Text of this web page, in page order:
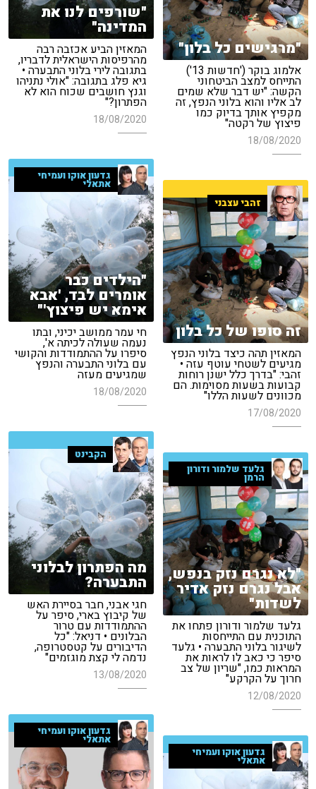
"שורפים לנו את
המדינה"
המאזין הביע אכזבה רבה
מהרפיסות הישראלית לדבריו,
בתגובה לירי בלוני התבערה •
גיא פלג בתגובה: "אולי נתניהו
וגנץ חושבים שכוח הוא לא
הפתרון?"
18/08/2020
"מרגישים כל בלון"
אלמוג בוקר ('חדשות 13')
התייחס למצב הביטחוני
הקשה: "יש דבר שלא שמים
לב אליו והוא בלוני הנפץ, זה
מקפיץ אותך בדיוק כמו
פיצוץ של רקטה"
18/08/2020
גדעון אוקו ועמיחי
אתאלי
"הילדים כבר
אומרים לבד, 'אבא
אימא יש פיצוץ'"
חי עמר ממושב יכיני, ובתו
נעמה שעולה לכיתה א',
סיפרו על ההתמודדות והקושי
עם בלוני התבערה והנפץ
שמגיעים מעזה
18/08/2020
זהבי עצבני
זה סופו של כל בלון
המאזין תהה כיצד בלוני הנפץ
מגיעים לשטחי עוטף עזה •
זהבי: "בדרך כלל ישנן רוחות
קבועות בשעות מסוימות. הם
מכוונים לשעות הללו"
17/08/2020
הקבינט
מה הפתרון לבלוני
התבערה?
חגי אבני, חבר בסיירת האש
של קיבוץ בארי, סיפר על
ההתמודדות עם טרור
הבלונים • דניאל: "כל
הדיבורים על קטסטרופה,
נדמה לי קצת מוגזמים"
13/08/2020
גלעד שלמור ודורון
הרמן
"לא נגרם נזק בנפש,
אבל נגרם נזק אדיר
לשדות"
גלעד שלמור ודורון פתחו את
התוכנית עם התייחסות
לשיגור בלוני התבערה • גלעד
סיפר כי כאב לו לראות את
המראות כמו, "שריון של צב
חרוך על הקרקע"
12/08/2020
גדעון אוקו ועמיחי
אתאלי
גדעון אוקו ועמיחי
אתאלי